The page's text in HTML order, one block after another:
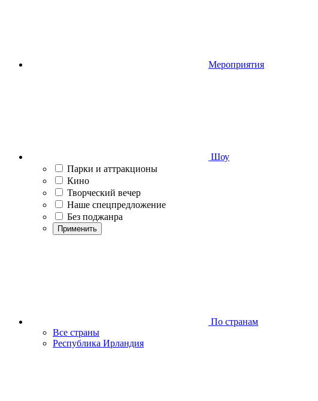
Мероприятия
Шоу
Парки и аттракционы
Кино
Творческий вечер
Наше спецпредложение
Без поджанра
Применить
По странам
Все страны
Республика Ирландия